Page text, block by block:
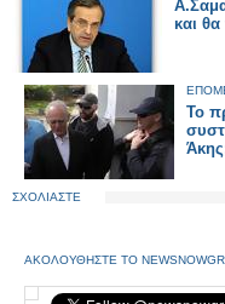
και θα
Το
ΣΧΟΛΙΑΣΤΕ
ΑΚΟΛΟΥΘΗΣΤΕ ΤΟ